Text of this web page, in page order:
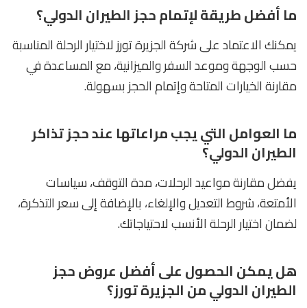
ما أفضل طريقة لإتمام حجز الطيران الدولي؟
يمكنك الاعتماد على شركة الجزيرة تورز لاختيار الرحلة المناسبة
حسب الوجهة وموعد السفر والميزانية، مع المساعدة في
مقارنة الخيارات المتاحة وإتمام الحجز بسهولة.
ما العوامل التي يجب مراعاتها عند حجز تذاكر
الطيران الدولي؟
يفضل مقارنة مواعيد الرحلات، مدة التوقف، سياسات
الأمتعة، شروط التعديل والإلغاء، بالإضافة إلى سعر التذكرة،
لضمان اختيار الرحلة الأنسب لاحتياجاتك.
هل يمكن الحصول على أفضل عروض حجز
الطيران الدولي من الجزيرة تورز؟